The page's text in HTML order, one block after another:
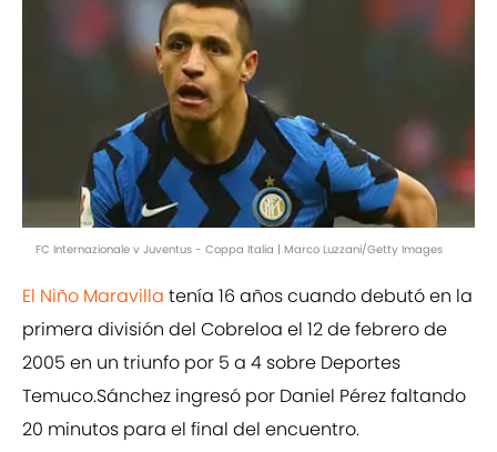
FC Internazionale v Juventus - Coppa Italia | Marco Luzzani/Getty Images
El Niño Maravilla tenía 16 años cuando debutó en la
primera división del Cobreloa el 12 de febrero de
2005 en un triunfo por 5 a 4 sobre Deportes
Temuco.Sánchez ingresó por Daniel Pérez faltando
20 minutos para el final del encuentro.